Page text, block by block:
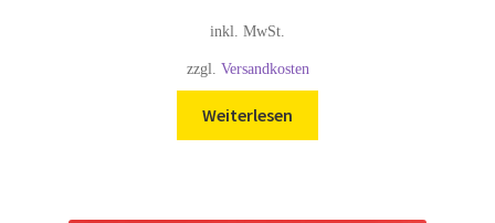
inkl. MwSt.
zzgl. Versandkosten
Weiterlesen